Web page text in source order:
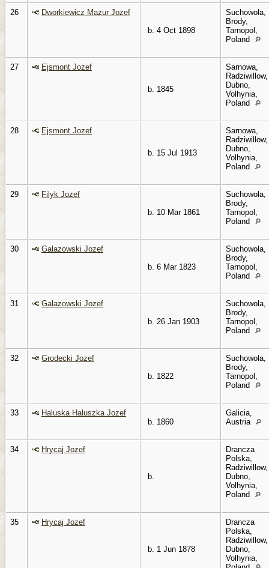
26
Dworkiewicz Mazur Jozef
b. 4 Oct 1898
Suchowola,
Brody,
Tarnopol,
Poland
27 Ejsmont Jozef
b. 1845
Sarnowa,
Radziwillow,
Dubno,
Volhynia,
Poland
28 Ejsmont Jozef
b. 15 Jul 1913
Sarnowa,
Radziwillow,
Dubno,
Volhynia,
Poland
29
Filyk Jozef
b. 10 Mar 1861
Suchowola,
Brody,
Tarnopol,
Poland
30
Galazowski Jozef
b. 6 Mar 1823
Suchowola,
Brody,
Tarnopol,
Poland
31
Galazowski Jozef
b. 26 Jan 1903
Suchowola,
Brody,
Tarnopol,
Poland
32
Grodecki Jozef
b. 1822
Suchowola,
Brody,
Tarnopol,
Poland
33
Haluska Haluszka Jozef
b. 1860
Galicia,
Austria
34 Hrycaj Jozef
b.
Drancza
Polska,
Radziwillow,
Dubno,
Volhynia,
Poland
35 Hrycaj Jozef
b. 1 Jun 1878
Drancza
Polska,
Radziwillow,
Dubno,
Volhynia,